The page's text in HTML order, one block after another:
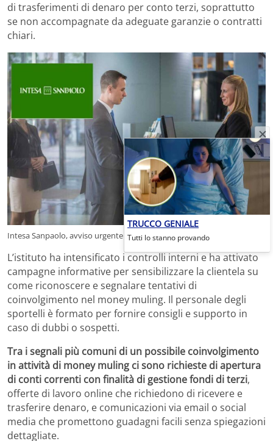
di trasferimenti di denaro per conto terzi, soprattutto
se non accompagnate da adeguate garanzie o contratti
chiari.
Intesa Sanpaolo, avviso urgente ai clienti- ripam.it
L’istituto ha intensificato i controlli interni e ha attivato
campagne informative per sensibilizzare la clientela su
come riconoscere e segnalare tentativi di
coinvolgimento nel money muling. Il personale degli
sportelli è formato per fornire consigli e supporto in
caso di dubbi o sospetti.
Tra i segnali più comuni di un possibile coinvolgimento
in attività di money muling ci sono richieste di apertura
di conti correnti con finalità di gestione fondi di terzi,
offerte di lavoro online che richiedono di ricevere e
trasferire denaro, e comunicazioni via email o social
media che promettono guadagni facili senza spiegazioni
dettagliate.
TRUCCO GENIALE
Tutti lo stanno provando